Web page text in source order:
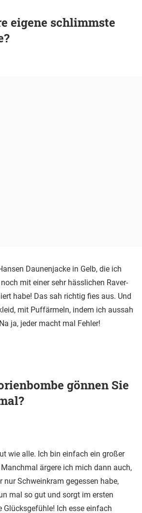
eigene schlimmste
Daunenjacke in Gelb, die ich
mit einer sehr hässlichen Raver-
habe! Das sah richtig fies aus. Und
mit Puffärmeln, indem ich aussah
ja, jeder macht mal Fehler!
gönnen Sie
wie alle. Ich bin einfach ein großer
ärgere ich mich dann auch,
nur Schweinkram gegessen habe,
mal so gut und sorgt im ersten
Glücksgefühle! Ich esse einfach